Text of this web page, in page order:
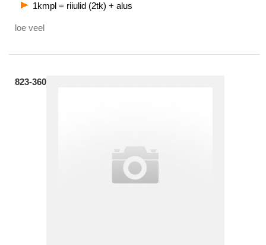
1kmpl = riiulid (2tk) + alus
loe veel
823-360